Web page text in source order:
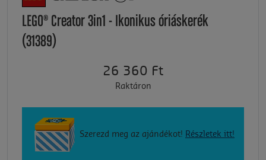
LEGO® Creator 3in1 - Ikonikus óriáskerék
(31389)
26 360 Ft
Raktáron
Szerezd meg az ajándékot! Részletek itt!